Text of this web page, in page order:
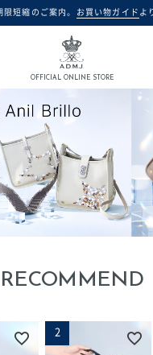
短縮のご案内。 お買い物ガイド よ
OFFICIAL ONLINE STORE
検索
RECOMMEND